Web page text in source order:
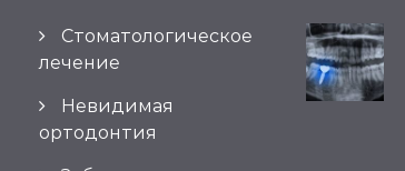
Стоматологическое
лечение
Невидимая
ортодонтия